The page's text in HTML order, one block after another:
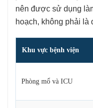
nên được sử dụng
hoạch, không phải là
Khu vực bệnh viện
Phòng mổ và ICU